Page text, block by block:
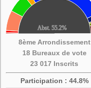
8ème Arrondissement
18 Bureaux de vote
23 017 Inscrits
Participation : 44.8%